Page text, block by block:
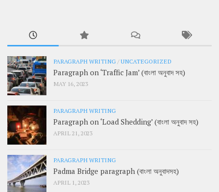
PARAGRAPH WRITING /UNCATEGORIZED
Paragraph on ‘Traffic Jam’ (বাংলা অনুবাদ সহ)
MAY 16, 2023
PARAGRAPH WRITING
Paragraph on ‘Load Shedding’ (বাংলা অনুবাদ সহ)
APRIL 21, 2023
PARAGRAPH WRITING
Padma Bridge paragraph (বাংলা অনুবাদসহ)
APRIL 1, 2023